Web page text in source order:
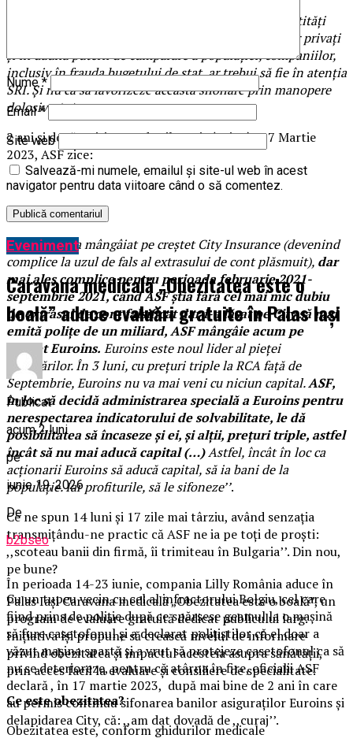
,,Sifonarea de sume ale asiguraților români către entități
din afara României, în interesul strict al acționarilor privați
și în dauna puterii de cumpărare a populației, companiilor,
inclusiv în frauda bugetului de stat, ar trebui să fie în atenția
SRI. Și nu ca să favorizeze această sifonare prin manopere
dolosive (…)
2 ani și douăzecișipatru de zile mai târziu, în 17 Martie
2023, ASF zice:
Pe bune?
,,La fel cum a mângâiat pe creștet City Insurance (devenind
complice la uzul de fals al extrasului de cont plăsmuit), dar
mai ales complice pentru perioada februarie 2021-
septembrie 2021, când ASF știa fără cel mai mic dubiu
de extrasul de cont falsificat dar i-a lăsat pe City să mai
emită polițe de un miliard, ASF mângâie acum pe
creștet Euroins. Euroins este noul lider al pieței
asigurărilor. În 3 luni, cu prețuri triple la RCA față de
Septembrie, Euroins nu va mai veni cu niciun capital.ASF,
în loc să decidă administrarea specială a Euroins pentru
nerespectarea indicatorului de solvabilitate, le dă
posibilitatea să încaseze și ei, și alții, prețuri triple, astfel
încât să nu mai aducă capital (…)Astfel, încât în loc ca
acționarii Euroins să aducă capital, să ia bani de la
populație. Iar profiturile, să le sifoneze’’.
Ce ne spun 14 luni și 17 zile mai târziu, având senzația
transmițându-ne practic că ASF ne ia pe toți de proști:
,,scoteau banii din firmă, îi trimiteau în Bulgaria’’. Din nou,
pe bune?
Cu un tupeu vecin cu cel al infractorului Bolgiu, cel care
fiind prins de poliție după ce spărsese geamul la o mașină
să fure casetofonul și a declarat polițiștilor că el doar a
văzut mașina spartă și a vrut să protejeze casetofonul ca să
nu se deterioreze, pentru că atârna în fire, oficialii ASF
declară , în 17 martie 2023, după mai bine de 2 ani în care
au permis continuu sifonarea banilor asiguraților Euroins și
delapidarea City, că: ,,am dat dovadă de ,,curaj’’.
Nume*
Email*
Site web
Salvează-mi numele, emailul și site-ul web în acest
navigator pentru data viitoare când o să comentez.
Eveniment
Caravana medicală „Obezitatea este o
boală” aduce evaluări gratuite în Palas Iași
Publicat
acum 2 luni
pe
iunie 19, 2026
De
b2bseo
În perioada 14-23 iunie, compania Lilly România aduce în
Palas Iași Caravana medicală „Obezitatea este o boală”, un
program de evaluare gratuită dedicat publicului larg.
Inițiativa își propune să crească nivelul de informare
privind obezitatea și impactul acesteia asupra sănătății,
prin acces facil la evaluare și consiliere de specialitate.
Ce este obezitatea?
Obezitatea este, conform ghidurilor medicale